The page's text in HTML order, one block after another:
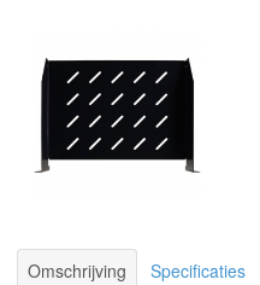
Omschrijving Specificaties